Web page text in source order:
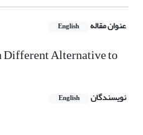
عنوان مقاله English
Different Alternative to
نویسندگان English